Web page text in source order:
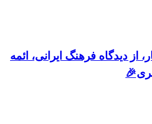
از دیدگاه فرهنگ ایرانی، ائمه